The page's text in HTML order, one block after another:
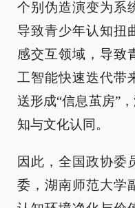
个别伪造演变为系
导致青少年认知扭
感交互领域，导致
工智能快速迭代带
送形成“信息茧房”
知与文化认同。
因此，全国政协委
委，湖南师范大学